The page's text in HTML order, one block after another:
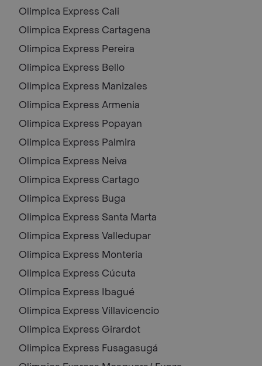
Olimpica Express Cali
Olimpica Express Cartagena
Olimpica Express Pereira
Olimpica Express Bello
Olimpica Express Manizales
Olimpica Express Armenia
Olimpica Express Popayan
Olimpica Express Palmira
Olimpica Express Neiva
Olimpica Express Cartago
Olimpica Express Buga
Olimpica Express Santa Marta
Olimpica Express Valledupar
Olimpica Express Monteria
Olimpica Express Cúcuta
Olimpica Express Ibagué
Olimpica Express Villavicencio
Olimpica Express Girardot
Olimpica Express Fusagasugá